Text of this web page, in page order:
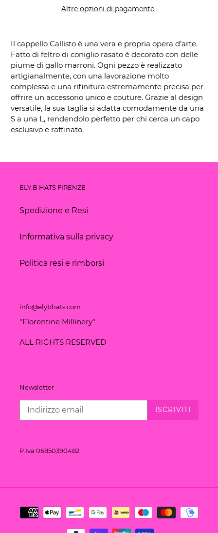
Altre opzioni di pagamento
del
prodotto
nel
carrello
Il cappello Callisto è una vera e propria opera d’arte.
Fatto di feltro di coniglio rasato è decorato con delle
piume di gallo marroni. Ogni pezzo è realizzato
artigianalmente, con una lavorazione molto
complessa e una rifinitura estremamente precisa per
offrire un accessorio unico e couture. Grazie al design
versatile, la sua taglia si adatta comodamente da una
S a una L, rendendolo perfetto per chi cerca un capo
esclusivo e raffinato.
ELY.B HATS FIRENZE
Spedizione e Resi
Informativa sulla privacy
Politica resi e rimborsi
info@elybhats.com
"Florentine Millinery"
ALL RIGHTS RESERVED
Newsletter
ISCRIVITI
P.Iva 06850390482
Metodi
di
pagamento